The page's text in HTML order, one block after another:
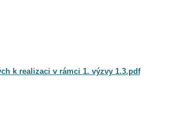
k realizaci v rámci 1. výzvy 1.3.pdf